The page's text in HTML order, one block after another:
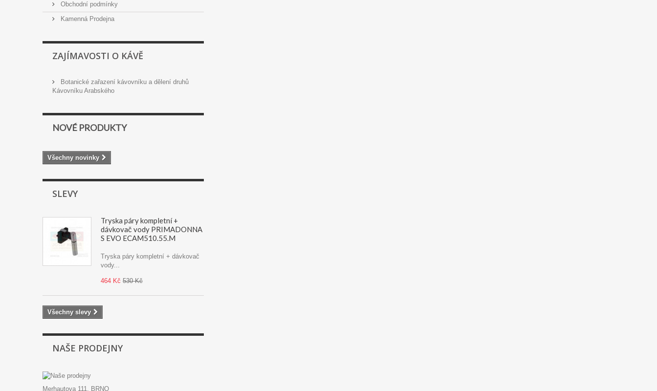
Obchodní podmínky
Kamenná Prodejna
ZAJÍMAVOSTI O KÁVĚ
Botanické zařazení kávovníku a dělení druhů
Kávovníku Arabského
NOVÉ PRODUKTY
Všechny novinky
SLEVY
Tryska páry kompletní +
dávkovač vody PRIMADONNA
S EVO ECAM510.55.M
Tryska páry kompletní + dávkovač
vody...
464 Kč 530 Kč
Všechny slevy
NAŠE PRODEJNY
Merhautova 111, BRNO